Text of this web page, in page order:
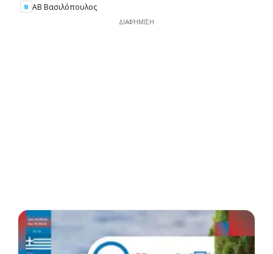
ΑΒ Βασιλόπουλος
ΔΙΑΦΉΜΙΣΗ